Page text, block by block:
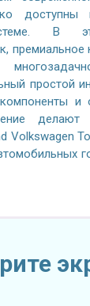
доступны
В
премиальное
простой
и
делают
Volkswagen